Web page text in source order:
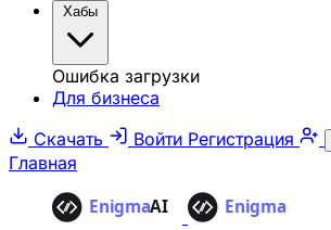
Хабы
Ошибка загрузки
Для бизнеса
Скачать
Войти Регистрация
Главная